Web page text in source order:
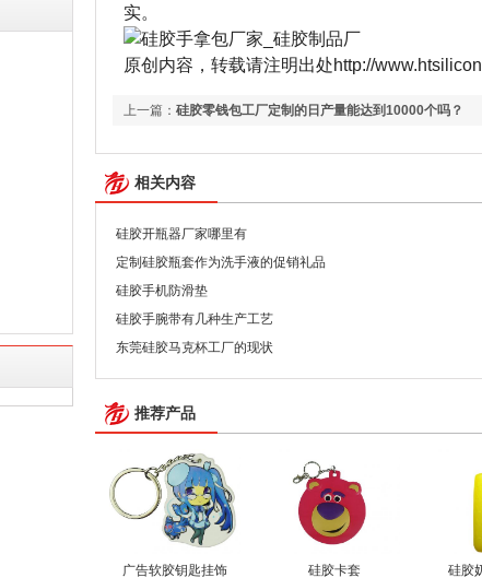
实。
原创内容，转载请注明出处http://
上一篇： 硅胶零钱包工厂定制的日产量能达到10000个吗？
相关内容
硅胶开瓶器厂家哪里有
定制硅胶瓶套作为洗手液的促销礼品
硅胶手机防滑垫
硅胶手腕带有几种生产工艺
东莞硅胶马克杯工厂的现状
推荐产品
广告软胶钥匙挂饰 硅胶卡套 硅胶